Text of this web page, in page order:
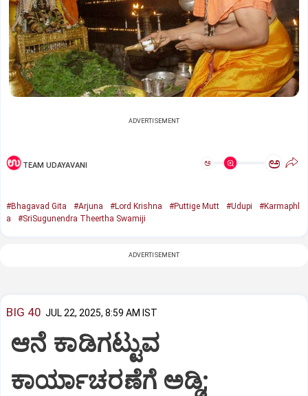
ADVERTISEMENT
TEAM UDAYAVANI ಅ ಅ
#Bhagavad Gita #Arjuna #Lord Krishna #Puttige Mutt #Udupi
#Karmaphl
a
#SriSugunendra Theertha Swamiji
ADVERTISEMENT
BIG 40 JUL 22, 2025, 8:59 AM IST
ಆನೆ ಕಾಡಿಗಟ್ಟುವ
ಕಾರ್ಯಾಚರಣೆಗೆ ಅಡ್ಡಿ;